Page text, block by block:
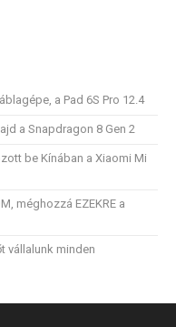
a Pad 6S Pro 12.4
a Snapdragon 8 Gen 2
be Kínában a Xiaomi Mi
méghozzá EZEKRE a
vállalunk minden